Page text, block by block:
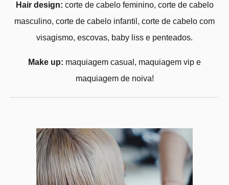
Hair design: corte de cabelo feminino, corte de cabelo
masculino, corte de cabelo infantil, corte de cabelo com
visagismo, escovas, baby liss e penteados.
Make up: maquiagem casual, maquiagem vip e
maquiagem de noiva!